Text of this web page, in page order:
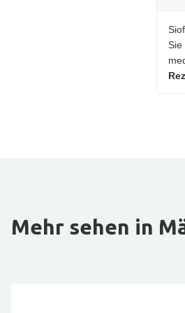
Sie
Mehr sehen in